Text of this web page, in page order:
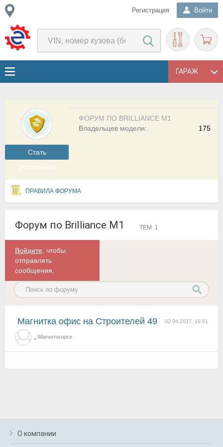
Регистрация Войти
ГАРАЖ
Cтать
участником
ФОРУМ ПО BRILLIANCE M1
175
Владельцев модели:
ПРАВИЛА ФОРУМА
Форум по Brilliance M1 ТЕМ: 1
Войдите , чтобы
отправлять
сообщения.
02.04.2017, 16:51
Магнитка офис на Строителей 49
Магнитогорск
О компании